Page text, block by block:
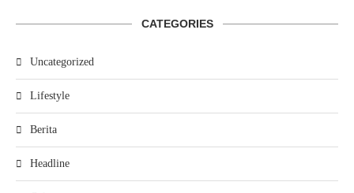
CATEGORIES
Uncategorized
Lifestyle
Berita
Headline